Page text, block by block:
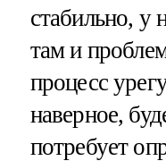
стабильно, у
там и
процесс
наверное,
потребует